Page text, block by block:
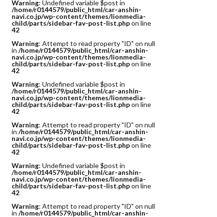
Warning: Undefined variable $post in
/home/r0144579/public_html/car-anshin-
navi.co.jp/wp-content/themes/lionmedia-
child/parts/sidebar-fav-post-list.phpon line
42
Warning: Attempt to read property "ID" on null
in /home/r0144579/public_html/car-anshin-
navi.co.jp/wp-content/themes/lionmedia-
child/parts/sidebar-fav-post-list.phpon line
42
Warning: Undefined variable $post in
/home/r0144579/public_html/car-anshin-
navi.co.jp/wp-content/themes/lionmedia-
child/parts/sidebar-fav-post-list.phpon line
42
Warning: Attempt to read property "ID" on null
in /home/r0144579/public_html/car-anshin-
navi.co.jp/wp-content/themes/lionmedia-
child/parts/sidebar-fav-post-list.phpon line
42
Warning: Undefined variable $post in
/home/r0144579/public_html/car-anshin-
navi.co.jp/wp-content/themes/lionmedia-
child/parts/sidebar-fav-post-list.phpon line
42
Warning: Attempt to read property "ID" on null
in /home/r0144579/public_html/car-anshin-